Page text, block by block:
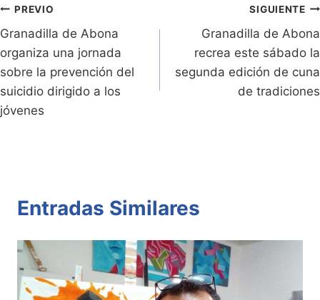
dl
y
k
p
Navegación
de
entradas
PREVIO
Granadilla de Abona
organiza una jornada
sobre la prevención del
suicidio dirigido a los
jóvenes
SIGUIENTE
Granadilla de Abona
recrea este sábado la
segunda edición de cuna
de tradiciones
Entradas Similares